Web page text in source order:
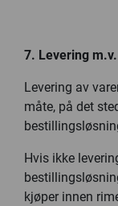
7. Levering m.v.
Levering av
måte, på det
Hvis ikke
kjøper innen